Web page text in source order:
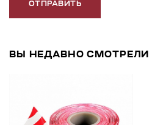
ОТПРАВИТЬ
ВЫ НЕДАВНО СМОТРЕЛИ